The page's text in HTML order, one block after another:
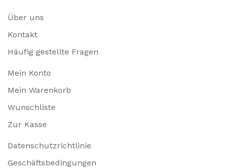
Über uns
Kontakt
Häufig gestellte Fragen
Mein Konto
Mein Warenkorb
Wunschliste
Zur Kasse
Datenschutzrichtlinie
Geschäftsbedingungen